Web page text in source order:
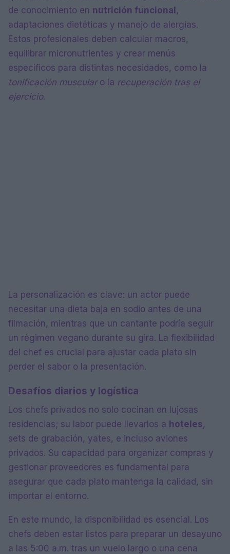
de conocimiento en nutrición funcional,
adaptaciones dietéticas y manejo de alergias.
Estos profesionales deben calcular macros,
equilibrar micronutrientes y crear menús
específicos para distintas necesidades, como la
tonificación muscularo la recuperación tras el
ejercicio.
La personalización es clave: un actor puede
necesitar una dieta baja en sodio antes de una
filmación, mientras que un cantante podría seguir
un régimen vegano durante su gira. La flexibilidad
del chef es crucial para ajustar cada plato sin
perder el sabor o la presentación.
Desafíos diarios y logística
Los chefs privados no solo cocinan en lujosas
residencias; su labor puede llevarlos a hoteles,
sets de grabación, yates, e incluso aviones
privados. Su capacidad para organizar compras y
gestionar proveedores es fundamental para
asegurar que cada plato mantenga la calidad, sin
importar el entorno.
En este mundo, la disponibilidad es esencial. Los
chefs deben estar listos para preparar un desayuno
a las 5:00 a.m. tras un vuelo largo o una cena